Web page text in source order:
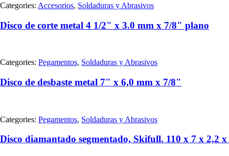
Categories: Accesorios, Soldaduras y Abrasivos
Disco de corte metal 4 1/2" x 3.0 mm x 7/8" plano
Categories: Pegamentos, Soldaduras y Abrasivos
Disco de desbaste metal 7" x 6,0 mm x 7/8"
Categories: Pegamentos, Soldaduras y Abrasivos
Disco diamantado segmentado, Skifull. 110 x 7 x 2,2 x